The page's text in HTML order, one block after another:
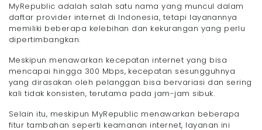
MyRepublic adalah salah satu nama yang muncul dalam
daftar provider internet di Indonesia, tetapi layanannya
memiliki beberapa kelebihan dan kekurangan yang perlu
dipertimbangkan.
Meskipun menawarkan kecepatan internet yang bisa
mencapai hingga 300 Mbps, kecepatan sesungguhnya
yang dirasakan oleh pelanggan bisa bervariasi dan sering
kali tidak konsisten, terutama pada jam-jam sibuk.
Selain itu, meskipun MyRepublic menawarkan beberapa
fitur tambahan seperti keamanan internet, layanan ini